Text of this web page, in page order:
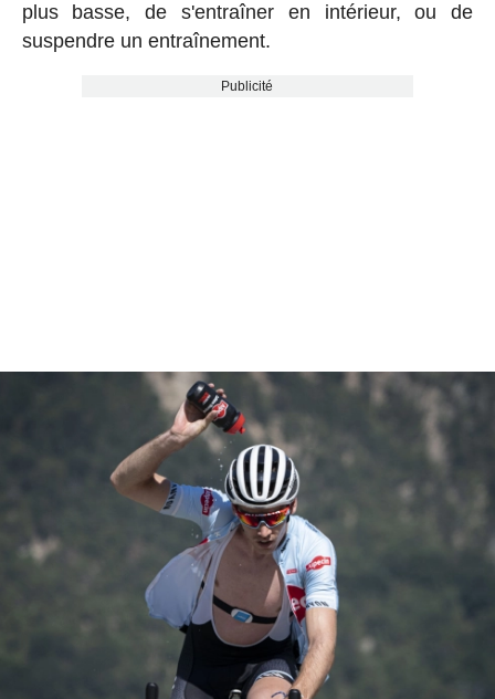
plus basse, de s'entraîner en intérieur, ou de
suspendre un entraînement.
Publicité